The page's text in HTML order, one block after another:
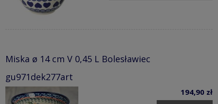
Miska ø 14 cm V 0,45 L Bolesławiec
gu971dek277art
194,90 zł